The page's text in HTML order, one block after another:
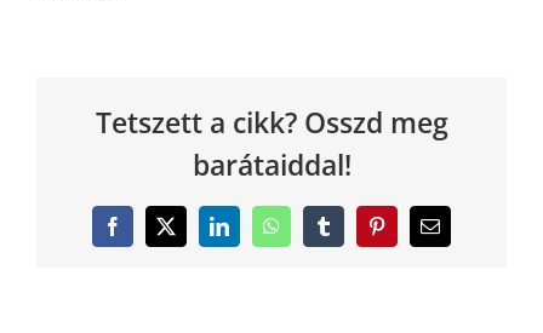
Tetszett a cikk? Osszd meg
barátaiddal!
Facebook
X LinkedInWhatsAppTumblrPinterestEmail: